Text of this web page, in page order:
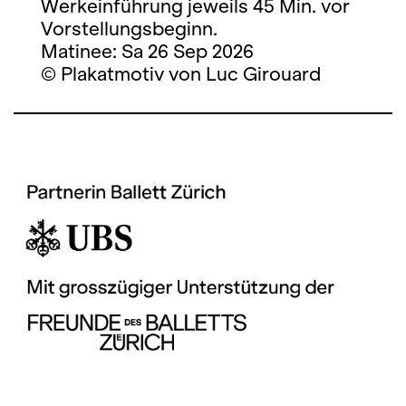
Werkeinführung jeweils 45 Min. vor
Vorstellungsbeginn.
Matinee: Sa 26 Sep 2026
© Plakatmotiv von Luc Girouard